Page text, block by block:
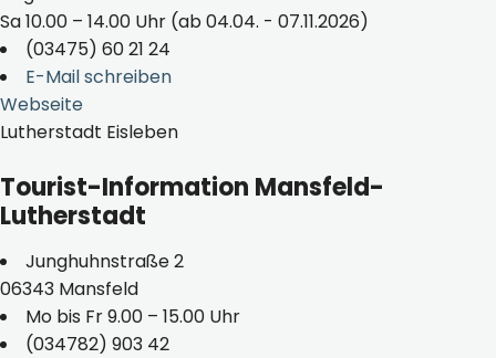
Sa 10.00 – 14.00 Uhr (ab 04.04. - 07.11.2026)
(03475) 60 21 24
E-Mail schreiben
Webseite
Lutherstadt Eisleben
Tourist-Information Mansfeld-
Lutherstadt
Junghuhnstraße 2
06343 Mansfeld
Mo bis Fr 9.00 – 15.00 Uhr
(034782) 903 42